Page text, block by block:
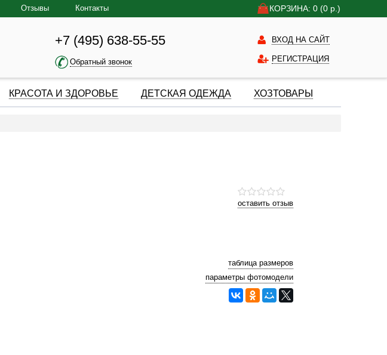
КОРЗИНА: 0 (0 р.)
Отзывы Контакты
+7 (495) 638-55-55
Обратный звонок
ВХОД НА САЙТ
РЕГИСТРАЦИЯ
КРАСОТА И ЗДОРОВЬЕ ДЕТСКАЯ ОДЕЖДА ХОЗТОВАРЫ
оставить отзыв
таблица размеров
параметры фотомодели